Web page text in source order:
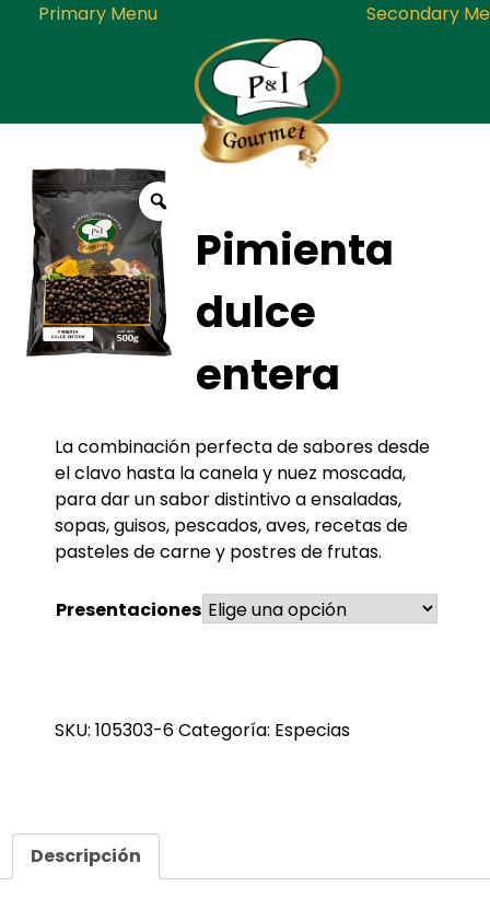
Skip
content
Primary Menu Secondary
embalaje y distribución de
condimentos, especias,
Pimienta
dulce
entera
La combinación perfecta de sabores desde
el clavo hasta la canela y nuez moscada,
para dar un sabor distintivo a ensaladas,
sopas, guisos, pescados, aves, recetas de
pasteles de carne y postres de frutas.
Presentaciones
SKU: 105303-6Categoría: Especias
Descripción